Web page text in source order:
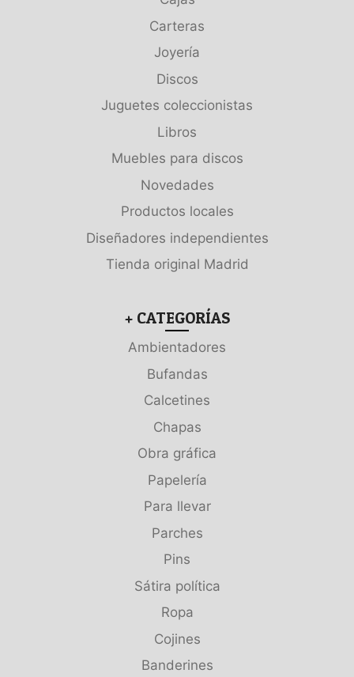
Carteras
Joyería
Discos
Juguetes coleccionistas
Libros
Muebles para discos
Novedades
Productos locales
Diseñadores independientes
Tienda original Madrid
+ CATEGORÍAS
Ambientadores
Bufandas
Calcetines
Chapas
Obra gráfica
Papelería
Para llevar
Parches
Pins
Sátira política
Ropa
Cojines
Banderines